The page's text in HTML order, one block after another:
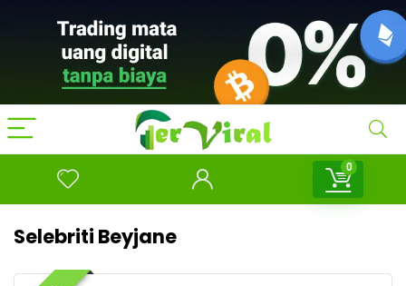
0
Selebriti Beyjane